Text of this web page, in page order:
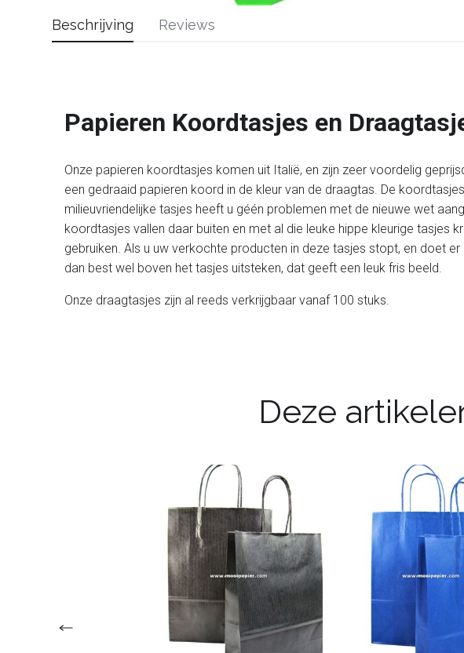
Beschrijving
Papieren Koordtasjes en
Onze papieren koordtasjes komen uit Italië, en zijn zeer voordelig
een gedraaid papieren koord in de kleur van de draagtas. De
milieuvriendelijke tasjes heeft u géén problemen met de nieuwe wet
koordtasjes vallen daar buiten en met al die leuke hippe kleurige tasjes
gebruiken. Als u uw verkochte producten in deze tasjes stopt, en doet
dan best wel boven het tasjes uitsteken, dat geeft een leuk fris beeld.
Onze draagtasjes zijn al reeds verkrijgbaar vanaf 100 stuks.
Reviews
Deze